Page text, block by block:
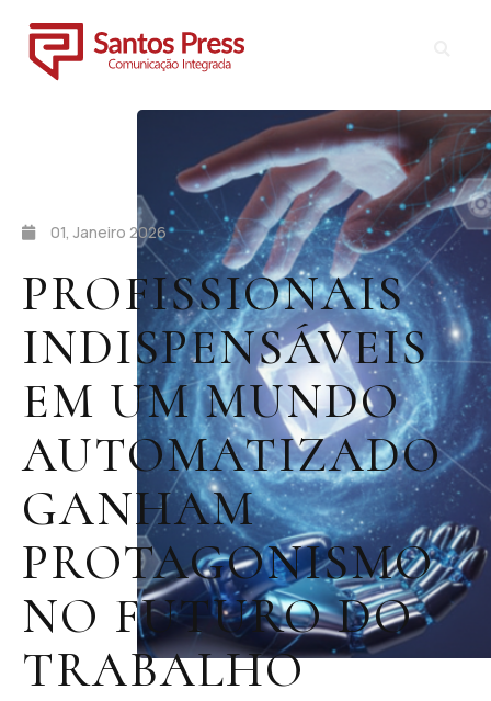
01, Janeiro 2026
PROFISSIONAIS
INDISPENSÁVEIS
EM UM MUNDO
AUTOMATIZADO
GANHAM
PROTAGONISMO
NO FUTURO DO
TRABALHO